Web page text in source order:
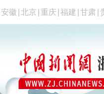
安徽 北京 重庆 福建 甘肃